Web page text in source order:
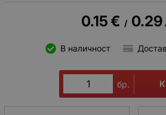
0.15€ / 0.29
В наличност
бр.